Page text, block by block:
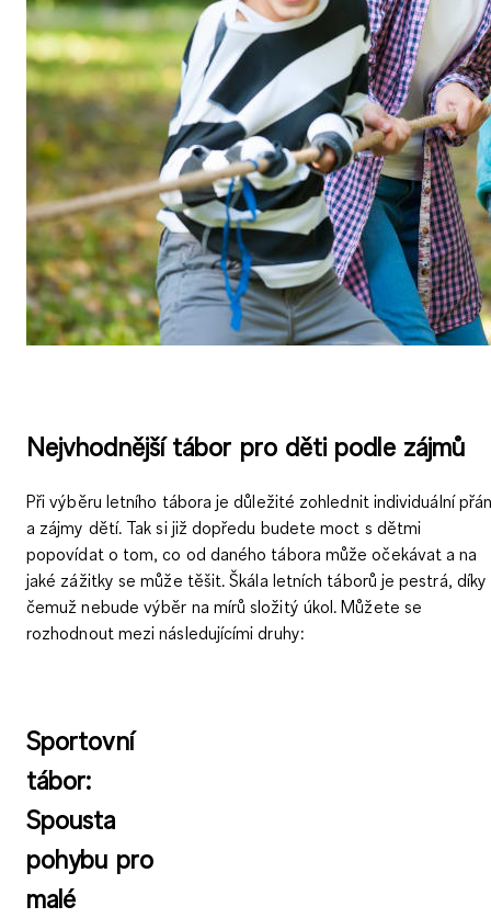
Nejvhodnější tábor pro děti podle zájmů
Při výběru letního tábora je důležité zohlednit individuální
a zájmy dětí. Tak si již dopředu budete moct s dětmi
popovídat o tom, co od daného tábora může očekávat a na
jaké zážitky se může těšit. Škála letních táborů je pestrá, díky
čemuž nebude výběr na mírů složitý úkol. Můžete se
rozhodnout mezi následujícími druhy:
Sportovní
tábor:
Spousta
pohybu pro
malé